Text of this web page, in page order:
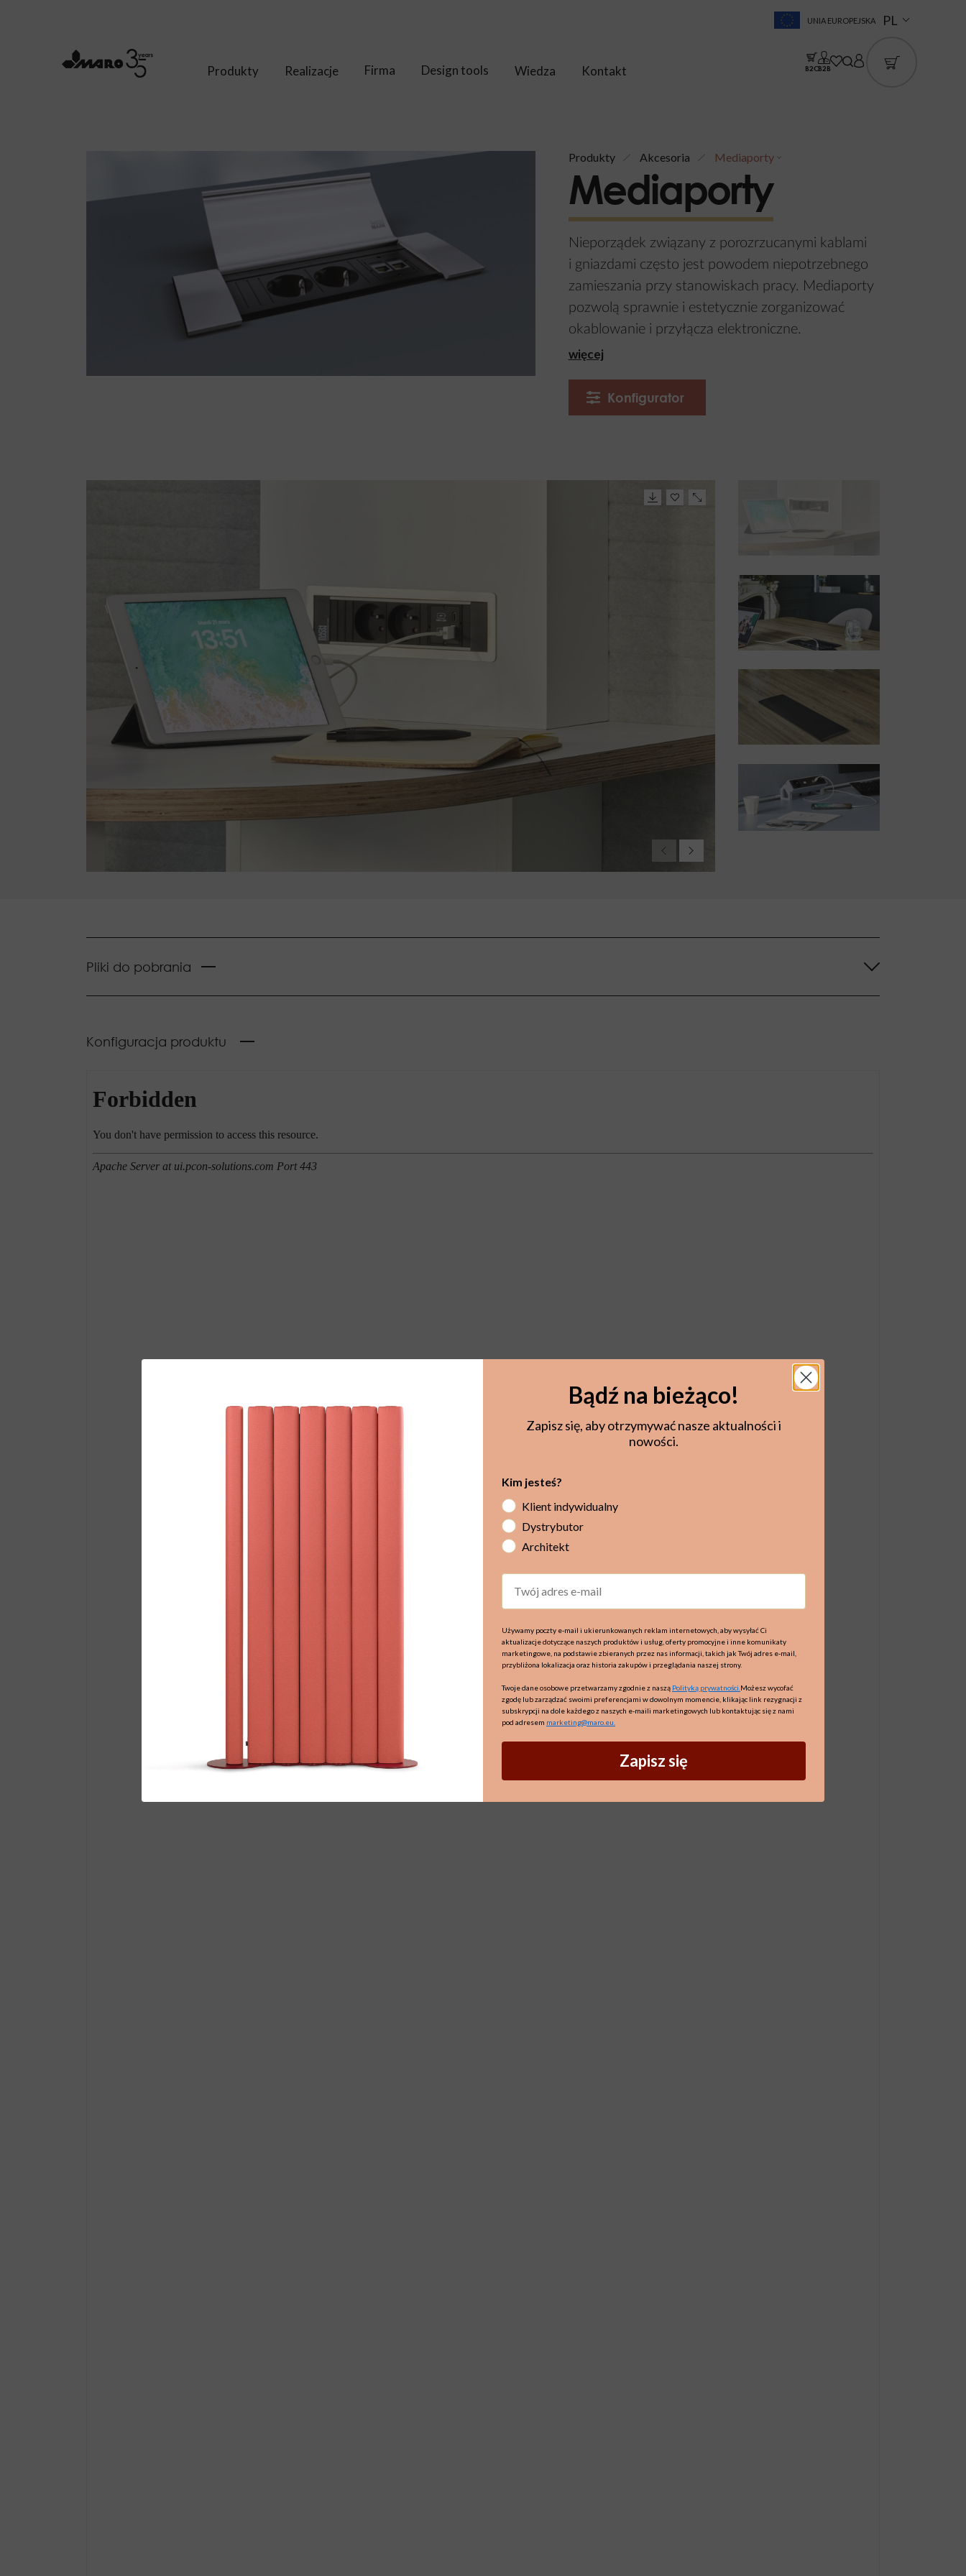
Produkty Realizacje Firma Design tools Wiedza Kontakt B2CB2B
UNIA EUROPEJSKA PL
Produkty Akcesoria Mediaporty
Mediaporty
Nieporządek związany z porozrzucanymi kablami
i gniazdami często jest powodem niepotrzebnego
zamieszania przy stanowiskach pracy. Mediaporty
pozwolą sprawnie i estetycznie zorganizować
okablowanie i przyłącza elektroniczne.
więcej
Konfigurator
Pliki do pobrania
Konfiguracja produktu
Bądź na bieżąco!
Zapisz się, aby otrzymywać nasze aktualności i
nowości.
Kim jesteś?
Klient indywidualny
Dystrybutor
Architekt
Email
Używamy poczty e-mail i ukierunkowanych reklam internetowych, aby wysyłać Ci
aktualizacje dotyczące naszych produktów i usług, oferty promocyjne i inne komunikaty
marketingowe, na podstawie zbieranych przez nas informacji, takich jak Twój adres e-mail,
przybliżona lokalizacja oraz historia zakupów i przeglądania naszej strony.
Twoje dane osobowe przetwarzamy zgodnie z naszą Polityką prywatności. Możesz wycofać
zgodę lub zarządzać swoimi preferencjami w dowolnym momencie, klikając link rezygnacji z
subskrypcji na dole każdego z naszych e-maili marketingowych lub kontaktując się z nami
pod adresem marketing@maro.eu
Zapisz się